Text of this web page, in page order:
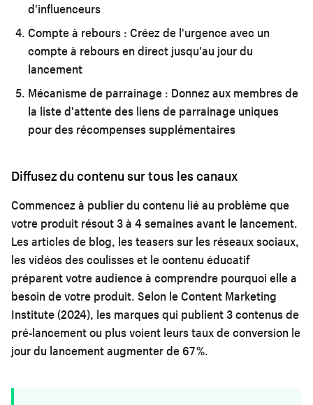
d'influenceurs
Compte à rebours : Créez de l'urgence avec un
compte à rebours en direct jusqu'au jour du
lancement
Mécanisme de parrainage : Donnez aux membres de
la liste d'attente des liens de parrainage uniques
pour des récompenses supplémentaires
Diffusez du contenu sur tous les canaux
Commencez à publier du contenu lié au problème que
votre produit résout 3 à 4 semaines avant le lancement.
Les articles de blog, les teasers sur les réseaux sociaux,
les vidéos des coulisses et le contenu éducatif
préparent votre audience à comprendre pourquoi elle a
besoin de votre produit. Selon le Content Marketing
Institute (2024), les marques qui publient 3 contenus de
pré-lancement ou plus voient leurs taux de conversion le
jour du lancement augmenter de 67 %.